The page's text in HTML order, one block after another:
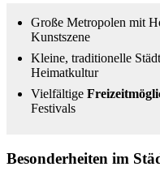
Große Metropolen mit
Kunstszene
Kleine, traditionelle
Heimatkultur
Vielfältige
Festivals
Besonderheiten im